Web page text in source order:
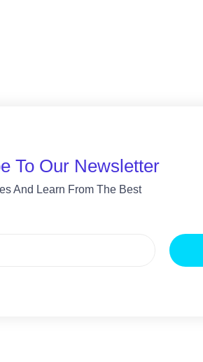
To Our Newsletter
And Learn From The Best